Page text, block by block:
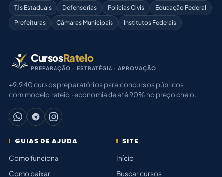
TJs Estaduais
Defensorias Polícias Civis
Educação Federal
Prefeituras
Câmaras Municipais Institutos Federais
CursosRateio
PREPARAÇÃO · ESTRATÉGIA · APROVAÇÃO
+9.940 cursos preparatórios para concursos públicos
com modelo rateio · economia de até 90% no preço cheio.
GUIAS DE AJUDA
Como funciona
Como baixar
SITE
Início
Buscar cursos